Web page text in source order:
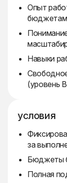
Опыт
Навыки
(уровень
условия
за
Бюджеты
Полная